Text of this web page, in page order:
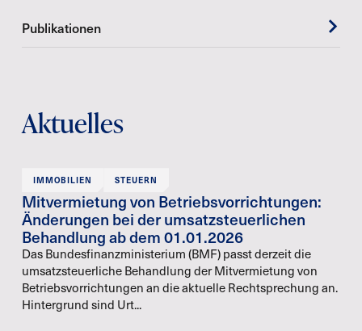
Publikationen
Aktuelles
IMMOBILIEN STEUERN
Mitvermietung von Betriebsvorrichtungen:
Änderungen bei der umsatzsteuerlichen
Behandlung ab dem 01.01.2026
Das Bundesfinanzministerium (BMF) passt derzeit die
umsatzsteuerliche Behandlung der Mitvermietung von
Betriebsvorrichtungen an die aktuelle Rechtsprechung an.
Hintergrund sind Urt...